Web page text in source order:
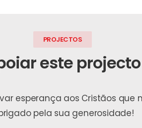
PROJECTOS
este projecto
esperança aos Cristãos que
pela sua generosidade!